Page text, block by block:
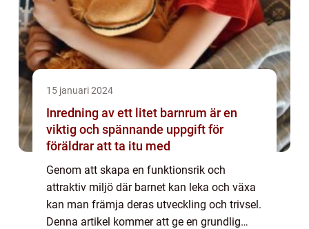
15 januari 2024
Inredning av ett litet barnrum är en
viktig och spännande uppgift för
föräldrar att ta itu med
Genom att skapa en funktionsrik och
attraktiv miljö där barnet kan leka och växa
kan man främja deras utveckling och trivsel.
Denna artikel kommer att ge en grundlig